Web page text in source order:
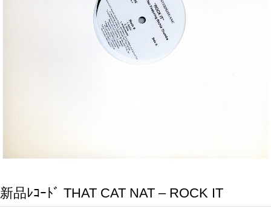
新品ﾚｺｰﾄﾞ THAT CAT NAT – ROCK IT